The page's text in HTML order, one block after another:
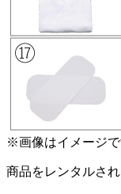
※画像はイメージで
商品をレンタルさ